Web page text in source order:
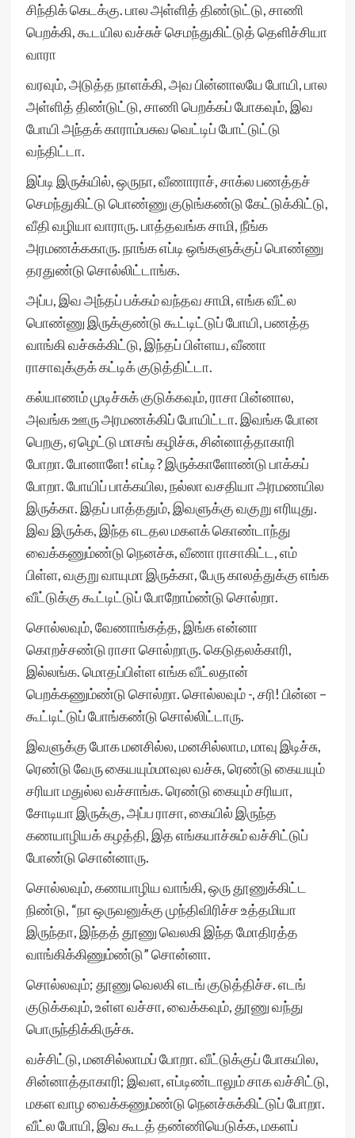
சிந்திக் கெடக்கு. பால அள்ளித் திண்டுட்டு, சாணி
பெறக்கி, கூடயில வச்சுச் செமந்துகிட்டுத் தெளிச்சியா
வாரா
வரவும், அடுத்த நாளக்கி, அவ பின்னாலயே போயி, பால
அள்ளித் திண்டுட்டு, சாணி பெறக்கப் போகவும், இவ
போயி அந்தக் காராம்பசுவ வெட்டிப் போட்டுட்டு
வந்திட்டா.
இப்டி இருக்யில், ஒருநா, வீணாராச், சாக்ல பணத்தச்
செமந்துகிட்டு பொண்ணு குடுங்கண்டு கேட்டுக்கிட்டு,
வீதி வழியா வாராரு. பாத்தவங்க சாமி, நீங்க
அரமணக்ககாரு. நாங்க எப்டி ஒங்களுக்குப் பொண்ணு
தரதுண்டு சொல்லிட்டாங்க.
அப்ப, இவ அந்தப் பக்கம் வந்தவ சாமி, எங்க வீட்ல
பொண்ணு இருக்குண்டு கூட்டிட்டுப் போயி, பணத்த
வாங்கி வச்சுக்கிட்டு, இந்தப் பிள்ளய, வீணா
ராசாவுக்குக் கட்டிக் குடுத்திட்டா.
கல்யாணம் முடிச்சுக் குடுக்கவும், ராசா பின்னால,
அவங்க ஊரு அரமணக்கிப் போயிட்டா. இவங்க போன
பெறகு, ஏழெட்டு மாசங் கழிச்சு, சின்னாத்தாகாரி
போறா. போனாளே! எப்டி? இருக்காளோண்டு பாக்கப்
போறா. போயிப் பாக்கயில, நல்லா வசதியா அரமணயில
இருக்கா. இதப் பாத்ததும், இவளுக்கு வகுறு எரியுது.
இவ இருக்க, இந்த எடதல மகளக் கொண்டாந்து
வைக்கணும்ண்டு நெனச்சு, வீணா ராசாகிட்ட, எம்
பிள்ள, வகுறு வாயுமா இருக்கா, பேரு காலத்துக்கு எங்க
வீட்டுக்கு கூட்டிட்டுப் போறோம்ண்டு சொல்றா.
சொல்லவும், வேணாங்கத்த, இங்க என்னா
கொறச்சண்டு ராசா சொல்றாரு. கெடுதலக்காரி,
இல்லங்க. மொதப்பிள்ள எங்க வீட்லதான்
பெறக்கணும்ண்டு சொல்றா. சொல்லவும் -, சரி! பின்ன –
கூட்டிட்டுப் போங்கண்டு சொல்லிட்டாரு.
இவளுக்கு போக மனசில்ல, மனசில்லாம, மாவு இடிச்சு,
ரெண்டு வேரு கையயும்மாவுல வச்சு, ரெண்டு கையயும்
சரியா மதுல்ல வச்சாங்க. ரெண்டு கையும் சரியா,
சோடியா இருக்கு, அப்ப ராசா, கையில் இருந்த
கணயாழியக் கழத்தி, இத எங்கயாச்சும் வச்சிட்டுப்
போண்டு சொன்னாரு.
சொல்லவும், கணயாழிய வாங்கி, ஒரு தூணுக்கிட்ட
நிண்டு, “நா ஒருவனுக்கு முந்திவிரிச்ச உத்தமியா
இருந்தா, இந்தத் தூணு வெலகி இந்த மோதிரத்த
வாங்கிக்கிணும்ண்டு” சொன்னா.
சொல்லவும்; தூணு வெலகி எடங் குடுத்திச்ச. எடங்
குடுக்கவும், உள்ள வச்சா, வைக்கவும், தூணு வந்து
பொருந்திக்கிருச்சு.
வச்சிட்டு, மனசில்லாமப் போறா. வீட்டுக்குப் போகயில,
சின்னாத்தாகாரி; இவள, எப்டிண்டாலும் சாக வச்சிட்டு,
மகள வாழ வைக்கணும்ண்டு நெனச்சுக்கிட்டுப் போறா.
வீட்ல போயி, இவ கூடத் தண்ணியெடுக்க, மகளப்